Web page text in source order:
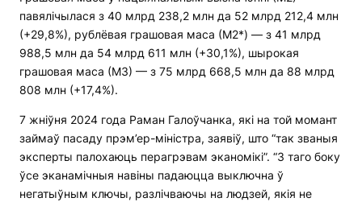
павялічылася з 40 млрд 238,2 млн да 52 млрд 212,4 млн
(+29,8%), рублёвая грашовая маса (М2*) — з 41 млрд
988,5 млн да 54 млрд 611 млн (+30,1%), шырокая
грашовая маса (М3) — з 75 млрд 668,5 млн да 88 млрд
808 млн (+17,4%).
7 жніўня 2024 года Раман Галоўчанка, які на той момант
займаў пасаду прэм’ер-міністра, заявіў, што “так званыя
эксперты палохаюць перагрэвам эканомікі”. “З таго боку
ўсе эканамічныя навіны падаюцца выключна ў
негатыўным ключы, разлічваючы на ​​людзей, якія не